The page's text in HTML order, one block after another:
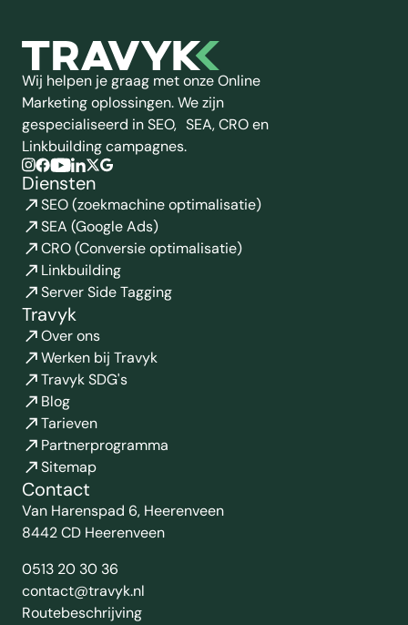
Wij helpen je graag met onze Online
Marketing oplossingen. We zijn
gespecialiseerd in SEO, SEA, CRO en
Linkbuilding campagnes.
Diensten
SEO (zoekmachine optimalisatie)
SEA (Google Ads)
CRO (Conversie optimalisatie)
Linkbuilding
Server Side Tagging
Travyk
Over ons
Werken bij Travyk
Travyk SDG's
Blog
Tarieven
Partnerprogramma
Sitemap
Contact
Van Harenspad 6, Heerenveen
8442 CD Heerenveen
0513 20 30 36
contact@travyk.nl
Routebeschrijving